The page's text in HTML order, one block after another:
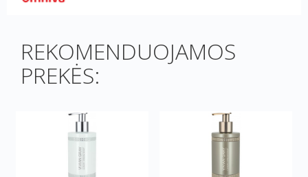
REKOMENDUOJAMOS
PREKĖS: